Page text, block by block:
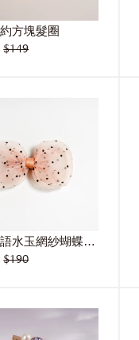
方塊髮圈
$149
公主物語水玉網紗蝴蝶結髮夾
$190